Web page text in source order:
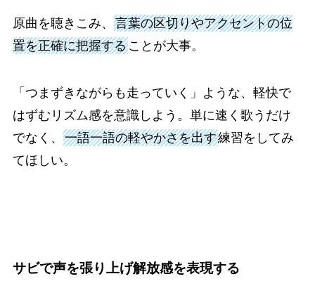
原曲を聴きこみ、 言葉の区切りやアクセントの位
置を正確に把握することが大事。
「つまずきながらも走っていく」ような、軽快で
はずむリズム感を意識しよう。単に速く歌うだけ
でなく、 一語一語の軽やかさを出す練習をしてみ
てほしい。
サビで声を張り上げ解放感を表現する